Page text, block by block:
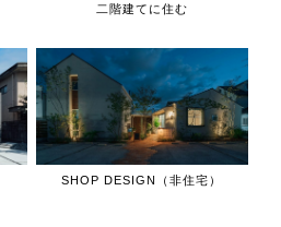
二階建てに住む
SHOP DESIGN（非住宅）